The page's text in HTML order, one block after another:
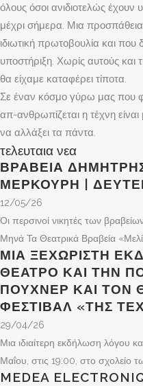
όλους όσοι ανιδιοτελώς
μέχρι σήμερα. Μια προσπάθεια
ιδιωτική πρωτοβουλία και που
υποστήριξη. Χωρίς αυτούς και
θα είχαμε καταφέρει τίποτα.
Σε έναν κόσμο γύρω μας που
απ-ανθρωπίζεται η τέχνη
να αλλάξει τα πάντα.
τελευταια νεα
ΒΡΑΒΕΊΑ
ΜΕΡΚΟΎΡΗ |
12/05/26
Οι περσινοί νικητές των
Μηνά Τα Θεατρικά Βραβεία
ΜΙΑ ΞΕΧΩΡΙΣΤΉ
ΘΈΑΤΡΟ ΚΑΙ ΤΗΝ
ΠΟΎΧΝΕΡ ΚΑΙ ΤΟΝ
ΦΕΣΤΙΒΆΛ «ΤΗΣ
29/04/26
Μια ιδιαίτερη εκδήλωση λόγου
Μαΐου, στις 19:00, στο σχολείο
MEDEA